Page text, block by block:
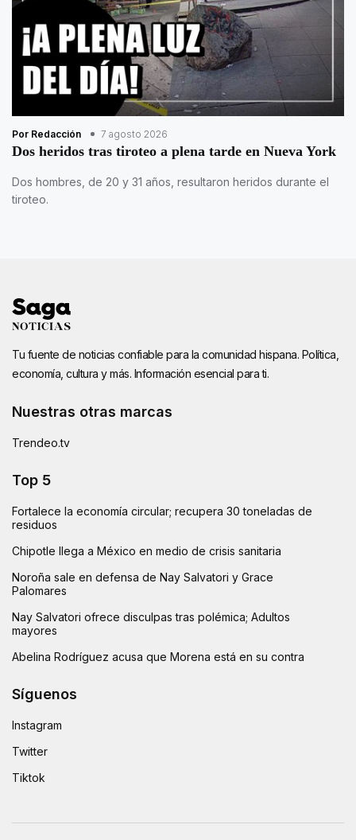
Por Redacción 7 agosto 2026
Dos heridos tras tiroteo a plena tarde en Nueva York
Dos hombres, de 20 y 31 años, resultaron heridos durante el
tiroteo.
Tu fuente de noticias confiable para la comunidad hispana. Política,
economía, cultura y más. Información esencial para ti.
Nuestras otras marcas
Trendeo.tv
Top 5
Fortalece la economía circular; recupera 30 toneladas de
residuos
Chipotle llega a México en medio de crisis sanitaria
Noroña sale en defensa de Nay Salvatori y Grace
Palomares
Nay Salvatori ofrece disculpas tras polémica; Adultos
mayores
Abelina Rodríguez acusa que Morena está en su contra
Síguenos
Instagram
Twitter
Tiktok